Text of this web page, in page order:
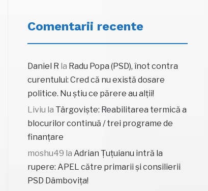
Comentarii recente
Daniel R la Radu Popa (PSD), înot contra
curentului: Cred că nu există dosare
politice. Nu știu ce părere au alții!
Liviu la Târgoviște: Reabilitarea termică a
blocurilor continuă / trei programe de
finanțare
moshu49 la Adrian Țuțuianu intră la
rupere: APEL către primarii și consilierii
PSD Dâmbovița!